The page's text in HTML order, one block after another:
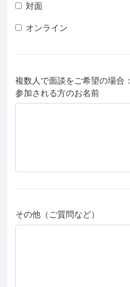
対面
オンライン
複数人で面談をご希望の場合：
参加される方のお名前
その他（ご質問など）